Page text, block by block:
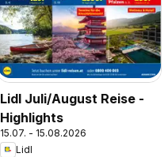
Lidl Juli/August Reise -
Highlights
15.07. - 15.08.2026
Lidl